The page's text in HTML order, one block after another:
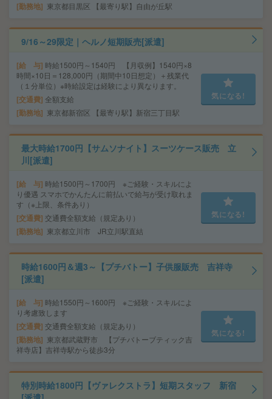
勤務地 東京都目黒区 【最寄り駅】自由が丘駅
9/16～29限定｜ヘルノ短期販売[派遣]
給 与 時給1500円～1540円 【月収例】1540円×8
時間×10日＝128,000円（期間中10日想定）＋残業代
（１分単位）※時給設定は経験により異なります。
交通費 全額支給
勤務地 東京都新宿区 【最寄り駅】新宿三丁目駅
気になる!
最大時給1700円【サムソナイト】スーツケース販売 立
川[派遣]
給 与 時給1500円～1700円 ※ご経験・スキルによ
り優遇 スマホでかんたんに前払いで給与が受け取れま
す（※上限、条件あり）
交通費 交通費全額支給（規定あり）
勤務地 東京都立川市 JR立川駅直結
気になる!
時給1600円＆週3～【プチバトー】子供服販売 吉祥寺
[派遣]
給 与 時給1550円～1600円 ※ご経験・スキルによ
り考慮致します
交通費 交通費全額支給（規定あり）
勤務地
東京都武蔵野市 【プチバトーブティック吉
祥寺店】吉祥寺駅から徒歩3分
気になる!
特別時給1800円【ヴァレクストラ】短期スタッフ 新宿